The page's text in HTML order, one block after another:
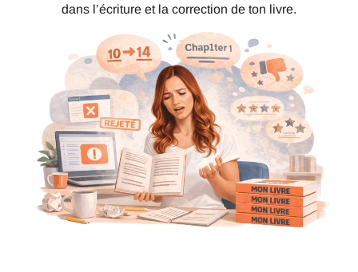
dans l’écriture et la correction de ton livre.